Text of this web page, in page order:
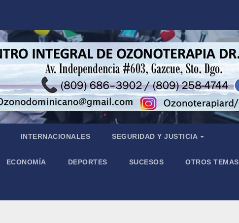
INTERNACIONALES SEGURIDAD Y JUSTICIA
ECONOMÍA DEPORTES SUCESOS OTROS TEMAS